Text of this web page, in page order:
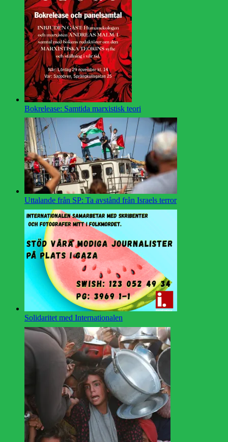
Bokrelease: Samtida marxistisk teori
Uttalande från SP: Ta avstånd från Israels terror
Solidaritet med Internationalen